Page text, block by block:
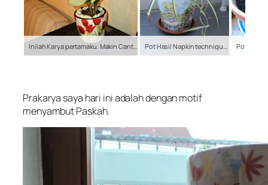
Inilah Karya pertamaku. Makin Cantik kan Tanamannya
Prakarya saya hari ini adalah dengan motif
menyambut Paskah.